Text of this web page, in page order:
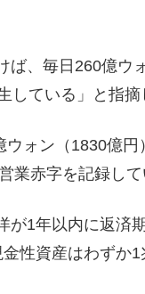
ば、毎日260億ウ
している」と指摘
ウォン（1830億
業赤字を記録して
が1年以内に返済
性資産はわずか1